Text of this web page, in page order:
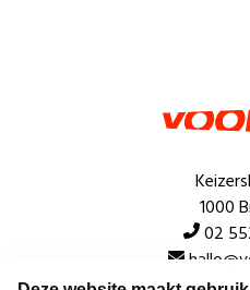
1000
02